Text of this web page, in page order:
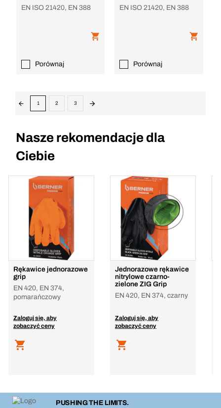
EN ISO 21420, EN 388
Porównaj
EN ISO 21420, EN 388
Porównaj
1 2 3
Nasze rekomendacje dla
Ciebie
Rękawice jednorazowe
grip
EN 420, EN 374,
pomarańczowy
Zaloguj się, aby
zobaczyć ceny
Jednorazowe rękawice
nitrylowe czarno-
zielone ZIG Grip
EN 420, EN 374, czarny
Zaloguj się, aby
zobaczyć ceny
PUSHING THE LIMITS.